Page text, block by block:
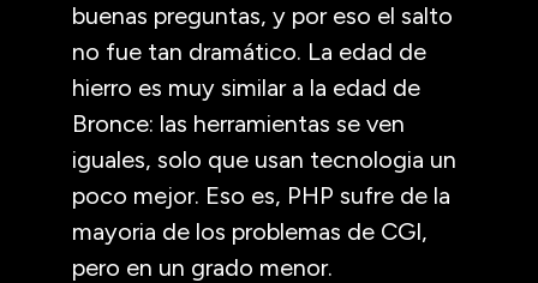
buenas preguntas, y por eso el salto
no fue tan dramático. La edad de
hierro es muy similar a la edad de
Bronce: las herramientas se ven
iguales, solo que usan tecnologia un
poco mejor. Eso es, PHP sufre de la
mayoria de los problemas de CGI,
pero en un grado menor.